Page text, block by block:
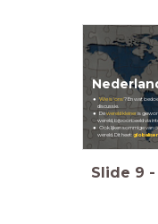
Wie is 'ons'? En wat
discussie.
Dewereld kleineris
wereld, bijvoorbeeld via
Ook lijken sommige van
wereld. Dit heet:
Slide 9 -